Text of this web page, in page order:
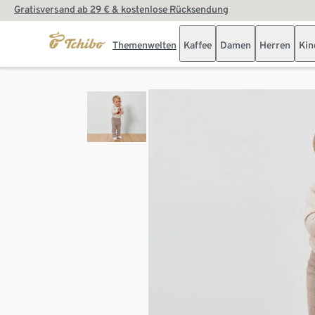
Gratisversand ab 29 € & kostenlose Rücksendung
Themenwelten Kaffee Damen Herren